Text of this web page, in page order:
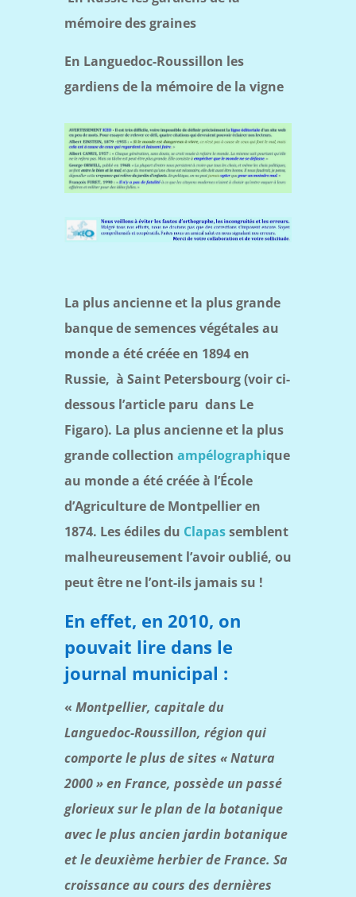
mémoire des graines
En Languedoc-Roussillon les
gardiens de la mémoire de la vigne
La plus ancienne et la plus grande
banque de semences végétales au
monde a été créée en 1894 en
Russie, à Saint Petersbourg (voir ci-
dessous l’article paru dans Le
Figaro). La plus ancienne et la plus
grande collection ampélographique
au monde a été créée à l’École
d’Agriculture de Montpellier en
1874. Les édiles du Clapassemblent
malheureusement l’avoir oublié, ou
peut être ne l’ont-ils jamais su !
En effet, en 2010, on
pouvait lire dans le
journal municipal :
« Montpellier, capitale du
Languedoc-Roussillon, région qui
comporte le plus de sites « Natura
2000 » en France, possède un passé
glorieux sur le plan de la botanique
avec le plus ancien jardin botanique
et le deuxième herbier de France. Sa
croissance au cours des dernières